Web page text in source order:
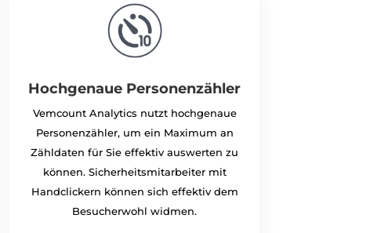
Hochgenaue Personenzähler
Vemcount Analytics nutzt hochgenaue
Personenzähler, um ein Maximum an
Zähldaten für Sie effektiv auswerten zu
können. Sicherheitsmitarbeiter mit
Handclickern können sich effektiv dem
Besucherwohl widmen.